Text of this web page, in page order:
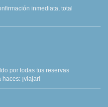
inmediata, total
por todas tus reservas
¡viajar!